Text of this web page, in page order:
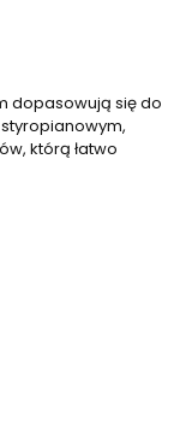
dopasowują się do
którą łatwo